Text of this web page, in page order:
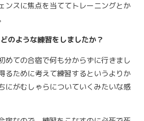
ンスに焦点を当ててトレーニングとか
ような練習をしましたか？
めての合宿で何も分からずに行きまし
るために考えて練習するというよりか
にがむしゃらについていくみたいな感